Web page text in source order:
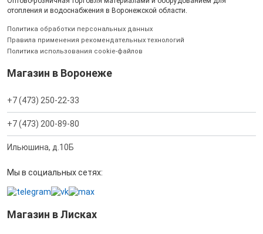
отопления и водоснабжения в Воронежской области.
Политика обработки персональных данных
Правила применения рекомендательных технологий
Политика использования cookie-файлов
Магазин в Воронеже
+7 (473) 250-22-33
+7 (473) 200-89-80
Ильюшина, д.10Б
Мы в социальных сетях:
Магазин в Лисках